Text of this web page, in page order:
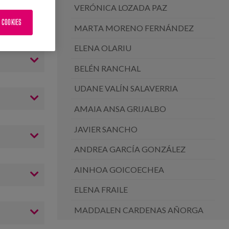
VERÓNICA LOZADA PAZ
MARTA MORENO FERNÁNDEZ
ELENA OLARIU
BELÉN RANCHAL
UDANE VALÍN SALAVERRIA
AMAIA ANSA GRIJALBO
JAVIER SANCHO
ANDREA GARCÍA GONZÁLEZ
AINHOA GOICOECHEA
ELENA FRAILE
MADDALEN CARDENAS AÑORGA